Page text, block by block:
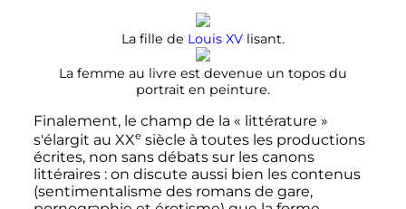
La fille de Louis XV lisant.
La femme au livre est devenue un topos du
portrait en peinture.
Finalement, le champ de la « littérature »
s'élargit au XXe siècle à toutes les productions
écrites, non sans débats sur les canons
littéraires : on discute aussi bien les contenus
(sentimentalisme des romans de gare,